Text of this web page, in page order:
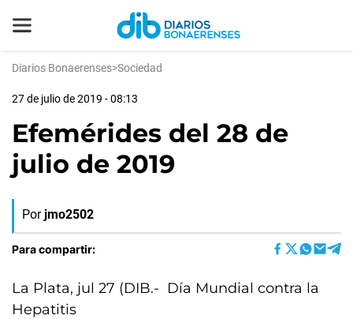
Diarios Bonaerenses>Sociedad
27 de julio de 2019 - 08:13
Efemérides del 28 de
julio de 2019
Por jmo2502
Para compartir:
La Plata, jul 27 (DIB.- Día Mundial contra la
Hepatitis